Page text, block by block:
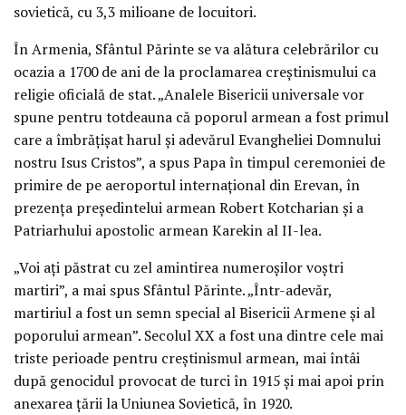
sovietică, cu 3,3 milioane de locuitori.
În Armenia, Sfântul Părinte se va alătura celebrărilor cu
ocazia a 1700 de ani de la proclamarea creştinismului ca
religie oficială de stat. „Analele Bisericii universale vor
spune pentru totdeauna că poporul armean a fost primul
care a îmbrăţişat harul şi adevărul Evangheliei Domnului
nostru Isus Cristos”, a spus Papa în timpul ceremoniei de
primire de pe aeroportul internaţional din Erevan, în
prezenţa preşedintelui armean Robert Kotcharian şi a
Patriarhului apostolic armean Karekin al II-lea.
„Voi aţi păstrat cu zel amintirea numeroşilor voştri
martiri”, a mai spus Sfântul Părinte. „Într-adevăr,
martiriul a fost un semn special al Bisericii Armene şi al
poporului armean”. Secolul XX a fost una dintre cele mai
triste perioade pentru creştinismul armean, mai întâi
după genocidul provocat de turci în 1915 şi mai apoi prin
anexarea ţării la Uniunea Sovietică, în 1920.